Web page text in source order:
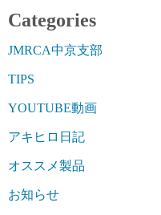
Categories
JMRCA中京支部
TIPS
YOUTUBE動画
アキヒロ日記
オススメ製品
お知らせ